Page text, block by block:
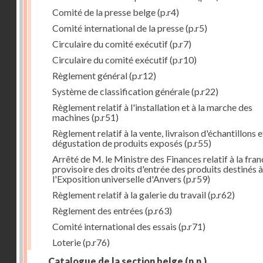
Comité de la presse belge(p.r4)
Comité international de la presse(p.r5)
Circulaire du comité exécutif(p.r7)
Circulaire du comité exécutif(p.r10)
Règlement général(p.r12)
Système de classification générale(p.r22)
Règlement relatif à l'installation et à la marche des
machines (p.r51)
Règlement relatif à la vente, livraison d'échantillons
dégustation de produits exposés (p.r55)
Arrêté de M. le Ministre des Finances relatif à la
provisoire des droits d'entrée des produits destinés à
l'Exposition universelle d'Anvers (p.r59)
Règlement relatif à la galerie du travail(p.r62)
Règlement des entrées (p.r63)
Comité international des essais (p.r71)
Loterie(p.r76)